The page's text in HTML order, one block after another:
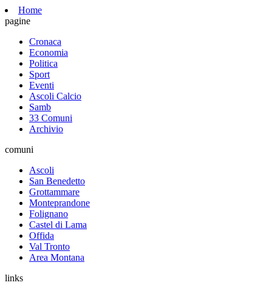
Home
pagine
Cronaca
Economia
Politica
Sport
Eventi
Ascoli Calcio
Samb
33 Comuni
Archivio
comuni
Ascoli
San Benedetto
Grottammare
Monteprandone
Folignano
Castel di Lama
Offida
Val Tronto
Area Montana
links